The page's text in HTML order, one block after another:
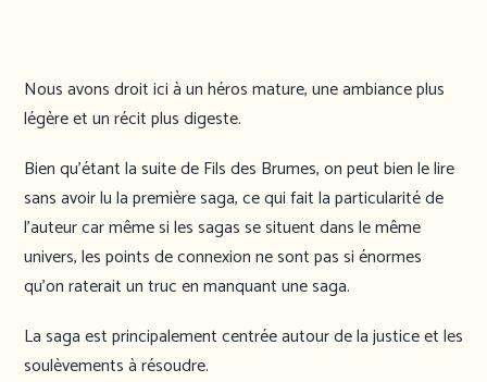
Nous avons droit ici à un héros mature, une ambiance plus
légère et un récit plus digeste.
Bien qu’étant la suite de Fils des Brumes, on peut bien le lire
sans avoir lu la première saga, ce qui fait la particularité de
l’auteur car même si les sagas se situent dans le même
univers, les points de connexion ne sont pas si énormes
qu’on raterait un truc en manquant une saga.
La saga est principalement centrée autour de la justice et les
soulèvements à résoudre.